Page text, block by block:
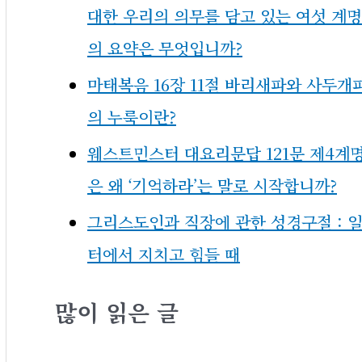
대한 우리의 의무를 담고 있는 여섯 계명
의 요약은 무엇입니까?
마태복음 16장 11절 바리새파와 사두개
의 누룩이란?
웨스트민스터 대요리문답 121문 제4계
은 왜 ‘기억하라’는 말로 시작합니까?
그리스도인과 직장에 관한 성경구절 : 일
터에서 지치고 힘들 때
많이 읽은 글